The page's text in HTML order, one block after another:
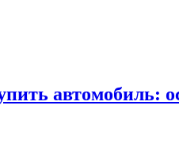
автомобиль: